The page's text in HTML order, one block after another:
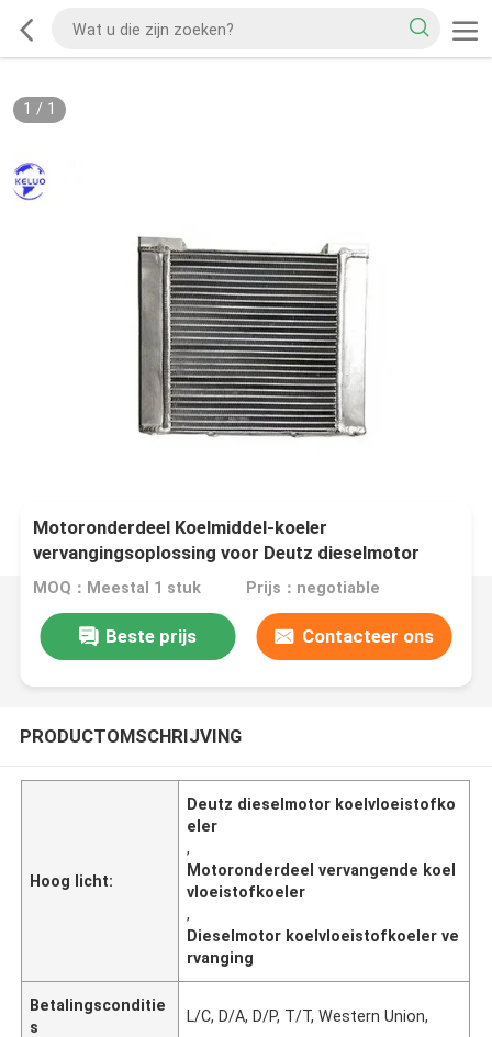
1 / 1
Motoronderdeel Koelmiddel-koeler
vervangingsoplossing voor Deutz dieselmotor
MOQ：Meestal 1 stuk Prijs：negotiable
Beste prijs Contacteer ons
PRODUCTOMSCHRIJVING
Hoog licht:
Deutz dieselmotor koelvloeistofko
eler
,
Motoronderdeel vervangende koel
vloeistofkoeler
,
Dieselmotor koelvloeistofkoeler ve
rvanging
Betalingsconditie
s
L/C, D/A, D/P, T/T, Western Union,